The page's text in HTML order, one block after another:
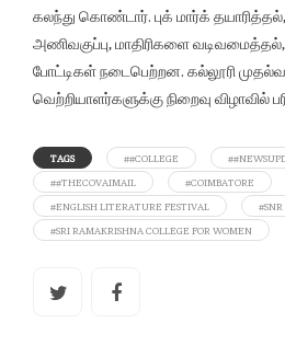
கலந்து கொண்டார். புக் மார்க்
அணிவகுப்பு, மாதிரிகளை
போட்டிகள் நடைபெற்றன. கல்லூரி
வெற்றியாளர்களுக்கு நிறைவு விழாவில்
TAGS ##COLLEGE
##THECOVAIMAIL
#COIMBATORE
#ENGLISH LITERATURE FESTIVAL
#SNR
#SRI RAMAKRISHNA COLLEGE FOR WOMEN